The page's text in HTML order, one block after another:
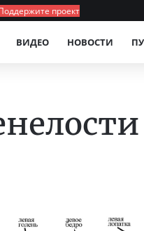
проект
ВИДЕО НОВОСТИ